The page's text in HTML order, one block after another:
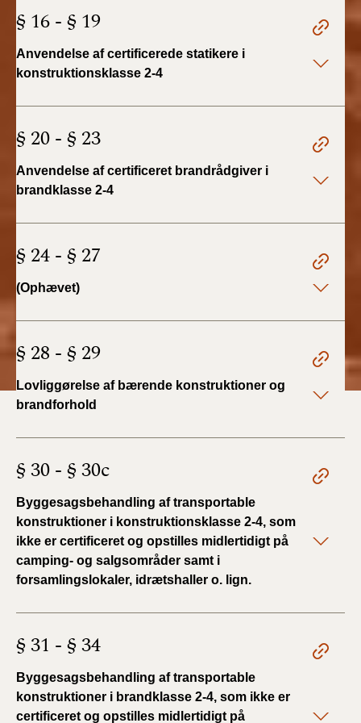
§ 16 - § 19
Anvendelse af certificerede statikere i
konstruktionsklasse 2-4
§ 20 - § 23
Anvendelse af certificeret brandrådgiver i
brandklasse 2-4
§ 24 - § 27
(Ophævet)
§ 28 - § 29
Lovliggørelse af bærende konstruktioner og
brandforhold
§ 30 - § 30c
Byggesagsbehandling af transportable
konstruktioner i konstruktionsklasse 2-4, som
ikke er certificeret og opstilles midlertidigt på
camping- og salgsområder samt i
forsamlingslokaler, idrætshaller o. lign.
§ 31 - § 34
Byggesagsbehandling af transportable
konstruktioner i brandklasse 2-4, som ikke er
certificeret og opstilles midlertidigt på